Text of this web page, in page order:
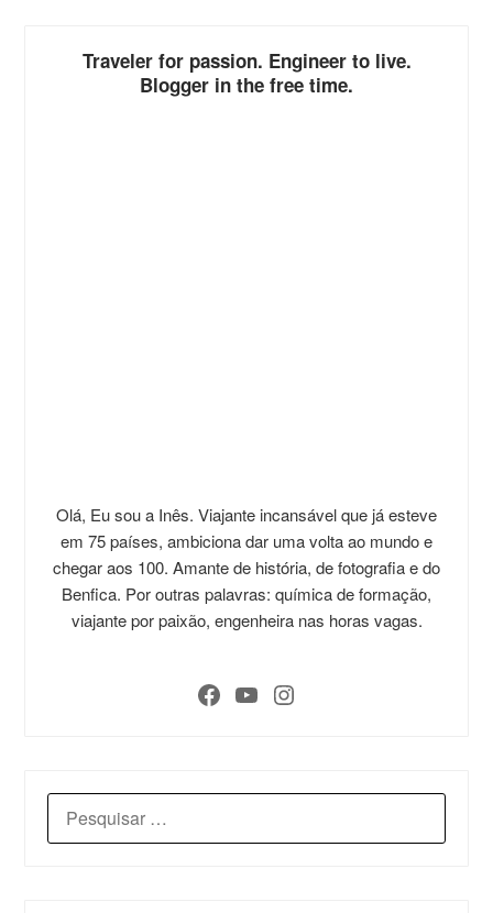
Traveler for passion. Engineer to live.
Blogger in the free time.
Olá, Eu sou a Inês. Viajante incansável que já esteve
em 75 países, ambiciona dar uma volta ao mundo e
chegar aos 100. Amante de história, de fotografia e do
Benfica. Por outras palavras: química de formação,
viajante por paixão, engenheira nas horas vagas.